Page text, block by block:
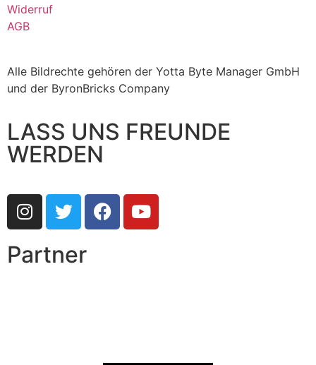
Widerruf
AGB
Alle Bildrechte gehören der Yotta Byte Manager GmbH
und der ByronBricks Company
LASS UNS FREUNDE
WERDEN
Partner